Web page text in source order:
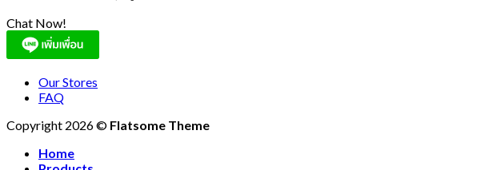
Chat Now!
Our Stores
FAQ
Copyright 2026 © Flatsome Theme
Home